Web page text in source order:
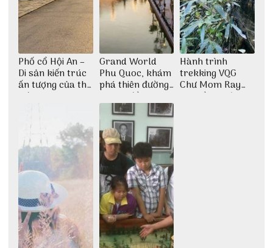
Phố cổ Hội An –
Di sản kiến trúc
ấn tượng của thế
giới
Grand World
Phu Quoc, khám
phá thiên đường
giải trí đầy sôi
động
Hành trình
trekking VQG
Chư Mom Ray
tìm về núi rừng